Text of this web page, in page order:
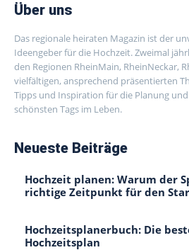
Über uns
Das regionale heiraten Magazin ist der
Ideengeber für die Hochzeit. Zweimal
den Regionen RheinMain, RheinNeckar,
vielfältigen, ansprechend präsentierten
Tipps und Inspiration für die Planung
schönsten Tags im Leben.
Neueste Beiträge
Hochzeit planen: Warum der
richtige Zeitpunkt für den
Hochzeitsplanerbuch: Die
Hochzeitsplan